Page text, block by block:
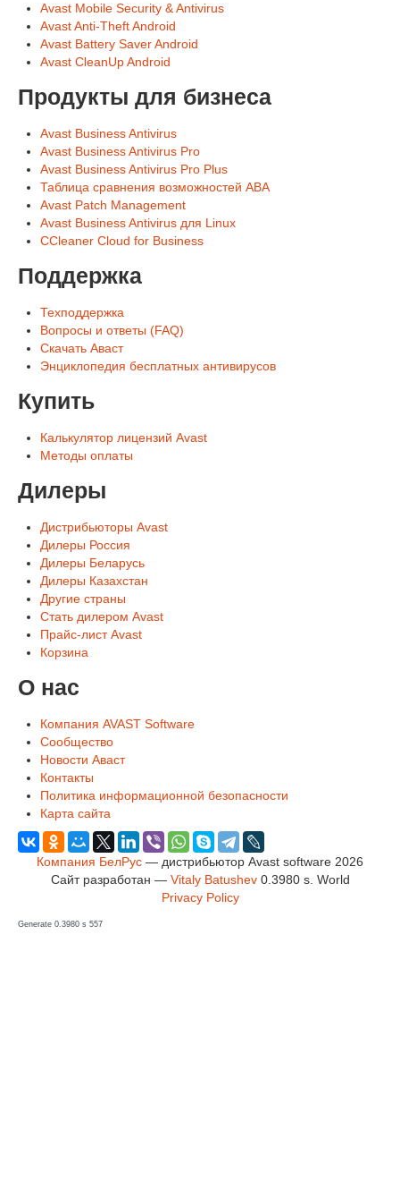
Avast Mobile Security & Antivirus
Avast Anti-Theft Android
Avast Battery Saver Android
Avast CleanUp Android
Продукты для бизнеса
Avast Business Antivirus
Avast Business Antivirus Pro
Avast Business Antivirus Pro Plus
Таблица сравнения возможностей ABA
Avast Patch Management
Avast Business Antivirus для Linux
CCleaner Cloud for Business
Поддержка
Техподдержка
Вопросы и ответы (FAQ)
Скачать Аваст
Энциклопедия бесплатных антивирусов
Купить
Калькулятор лицензий Avast
Методы оплаты
Дилеры
Дистрибьюторы Avast
Дилеры Россия
Дилеры Беларусь
Дилеры Казахстан
Другие страны
Стать дилером Avast
Прайс-лист Avast
Корзина
О нас
Компания AVAST Software
Сообщество
Новости Аваст
Контакты
Политика информационной безопасности
Карта сайта
Компания БелРус — дистрибьютор Avast software 2026
Сайт разработан — Vitaly Batushev0.3980 s. World
Privacy Policy
Generate 0.3980 s 557